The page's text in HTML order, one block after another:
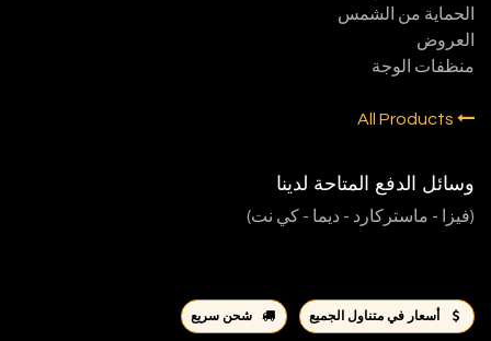
الحماية من الشمس
العروض
منظفات الوجة
وسائل الدفع المتاحة لدينا
(فيزا - ماستركارد - ديما - كي نت)
أسعار في متناول الجميع شحن سريع